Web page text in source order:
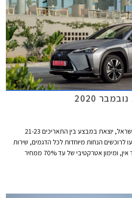
פס לד, ספוילר דקיק וספורטיבי, ופגוש
2020
לקס מוטורס, יבואנית לקסוס לישראל, יוצאת במבצע בין התאריכים 21-23
לרוכשים הנחות מיוחדות לכל הדגמים, שירות
עד בית הלקוח, אפשרות לטרייד אין, ומימון אטרקטיבי של עד 70% ממחיר